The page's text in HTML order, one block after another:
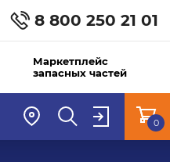
8 800 250 21 01
Маркетплейс
запасных частей
0